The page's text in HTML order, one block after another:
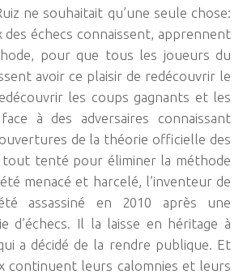
ne souhaitait qu’une seule chose:
des échecs connaissent, apprennent
pour que tous les joueurs du
avoir ce plaisir de redécouvrir le
les coups gagnants et les
à des adversaires connaissant
de la théorie officielle des
tout tenté pour éliminer la méthode
menacé et harcelé, l’inventeur de
assassiné en 2010 après une
d’échecs. Il la laisse en héritage à
a décidé de la rendre publique. Et
continuent leurs calomnies et leurs